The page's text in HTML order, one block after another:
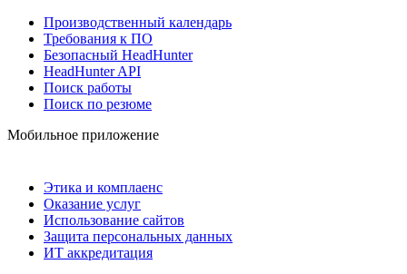
Производственный календарь
Требования к ПО
Безопасный HeadHunter
HeadHunter API
Поиск работы
Поиск по резюме
Мобильное приложение
Этика и комплаенс
Оказание услуг
Использование сайтов
Защита персональных данных
ИТ аккредитация